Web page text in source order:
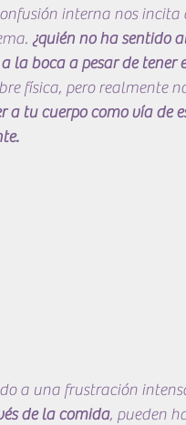
interna nos
¿quién no ha sentido
la boca a pesar de tener
física, pero realmente
a tu cuerpo como vía de
a una frustración
de la comida, pueden